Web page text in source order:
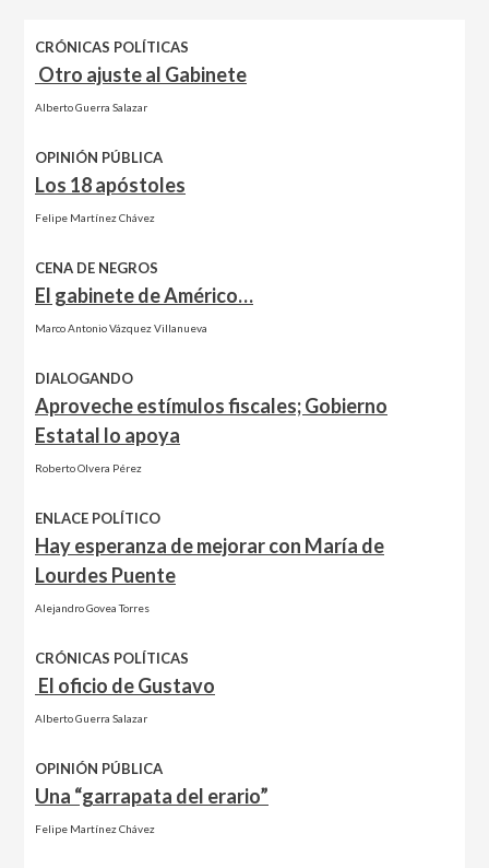
CRÓNICAS POLÍTICAS
Otro ajuste al Gabinete
Alberto Guerra Salazar
OPINIÓN PÚBLICA
Los 18 apóstoles
Felipe Martínez Chávez
CENA DE NEGROS
El gabinete de Américo…
Marco Antonio Vázquez Villanueva
DIALOGANDO
Aproveche estímulos fiscales; Gobierno
Estatal lo apoya
Roberto Olvera Pérez
ENLACE POLÍTICO
Hay esperanza de mejorar con María de
Lourdes Puente
Alejandro Govea Torres
CRÓNICAS POLÍTICAS
El oficio de Gustavo
Alberto Guerra Salazar
OPINIÓN PÚBLICA
Una “garrapata del erario”
Felipe Martínez Chávez